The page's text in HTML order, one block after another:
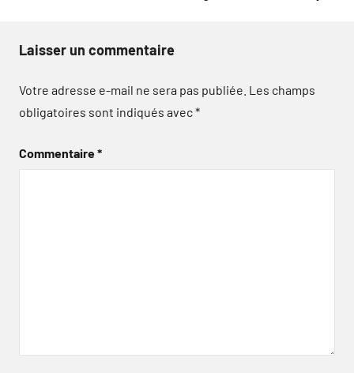
Laisser un commentaire
Votre adresse e-mail ne sera pas publiée. Les champs
obligatoires sont indiqués avec*
Commentaire*